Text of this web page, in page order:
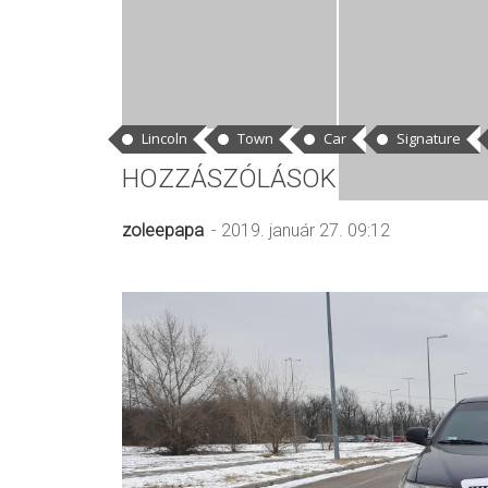
Lincoln Town Car Signature
HOZZÁSZÓLÁSOK
zoleepapa - 2019. január 27. 09:12